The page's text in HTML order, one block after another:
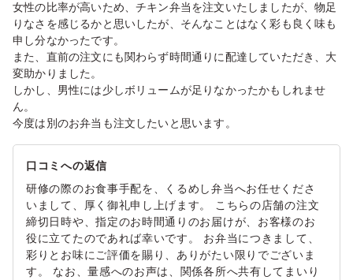
女性の比率が高いため、チキン弁当を注文いたしましたが、物足
りなさを感じるかと思いしたが、そんなことはなく彩も良く味も
申し分なかったです。
また、直前の注文にも関わらず時間通りに配達していただき、大
変助かりました。
しかし、男性には少しボリュームが足りなかったかもしれませ
ん。
今度は別のお弁当も注文したいと思います。
口コミへの返信
研修の際のお食事手配を、くるめし弁当へお任せくださ
いまして、厚く御礼申し上げます。 こちらの店舗の注文
締切日時や、指定のお時間通りのお届けが、お客様のお
役に立てたのであれば幸いです。 お弁当につきまして、
彩りとお味にご評価を賜り、ありがたい限りでございま
す。 なお、量感へのお声は、関係各所へ共有してまいり